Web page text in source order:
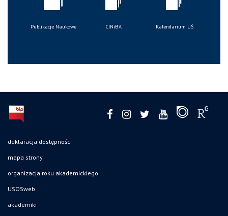
Publikacje Naukowe CINiBA Kalendarium UŚ
deklaracja dostępności
mapa strony
organizacja roku akademickiego
USOSweb
akademiki